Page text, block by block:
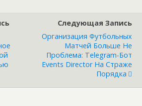
Следующая Запись
Организация Футбольных
Матчей Больше Не
Проблема: Telegram-Бот
Events Director На Страже
Порядка